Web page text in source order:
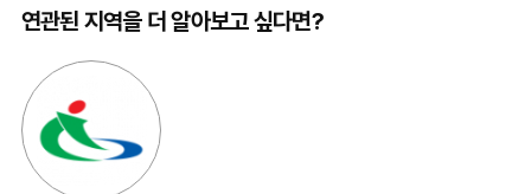
연관된 지역을 더 알아보고 싶다면?